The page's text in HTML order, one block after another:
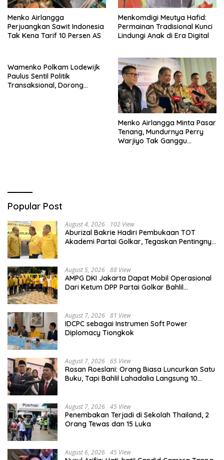
Menko Airlangga
Perjuangkan Sawit Indonesia
Tak Kena Tarif 10 Persen AS
Menkomdigi Meutya Hafid:
Permainan Tradisional Kunci
Lindungi Anak di Era Digital
Wamenko Polkam Lodewijk
Paulus Sentil Politik
Transaksional, Dorong
Menko Airlangga Minta Pasar
Tenang, Mundurnya Perry
Warjiyo Tak Ganggu
Popular Post
August 4, 2026 102 View
Aburizal Bakrie Hadiri Pembukaan TOT
Akademi Partai Golkar, Tegaskan Pentingnya
August 5, 2026 88 View
AMPG DKI Jakarta Dapat Mobil Operasional
Dari Ketum DPP Partai Golkar Bahlil
August 7, 2026 81 View
IDCPC sebagai Instrumen Soft Power
Diplomacy Tiongkok
August 7, 2026 65 View
Rosan Roeslani: Orang Biasa Luncurkan Satu
Buku, Tapi Bahlil Lahadalia Langsung 10
August 7, 2026 45 View
Penembakan Terjadi di Sekolah Thailand, 2
Orang Tewas dan 15 Luka
August 6, 2026 45 View